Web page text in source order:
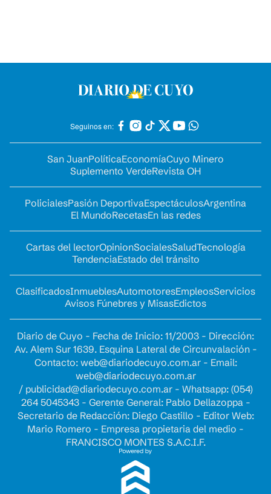
Seguinos en:
San JuanPolíticaEconomíaCuyo Minero
Suplemento VerdeRevista OH
PolicialesPasión DeportivaEspectáculosArgentina
El MundoRecetasEn las redes
Cartas del lectorOpinionSocialesSaludTecnología
TendenciaEstado del tránsito
ClasificadosInmueblesAutomotoresEmpleosServicios
Avisos Fúnebres y MisasEdictos
Diario de Cuyo - Fecha de Inicio: 11/2003 - Dirección:
Av. Alem Sur 1639. Esquina Lateral de Circunvalación -
Contacto: web@diariodecuyo.com.ar- Email:
web@diariodecuyo.com.ar
/ publicidad@diariodecuyo.com.ar- Whatsapp: (054)
264 5045343 - Gerente General: Pablo Dellazoppa -
Secretario de Redacción: Diego Castillo - Editor Web:
Mario Romero - Empresa propietaria del medio -
FRANCISCO MONTES S.A.C.I.F.